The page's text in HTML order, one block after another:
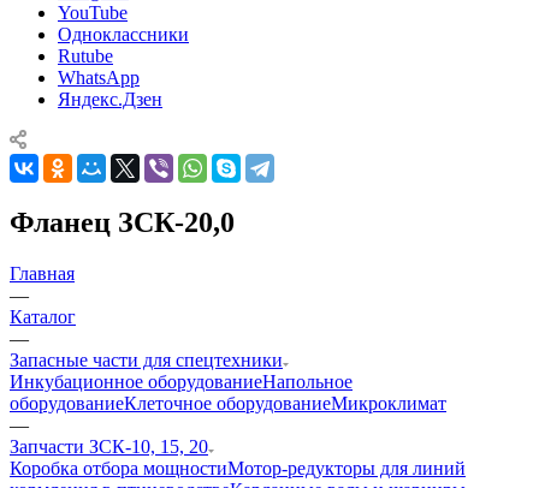
YouTube
Одноклассники
Rutube
WhatsApp
Яндекс.Дзен
Фланец ЗСК-20,0
Главная
—
Каталог
—
Запасные части для спецтехники
Инкубационное оборудованиеНапольное
оборудованиеКлеточное оборудованиеМикроклимат
—
Запчасти ЗСК-10, 15, 20
Коробка отбора мощностиМотор-редукторы для линий